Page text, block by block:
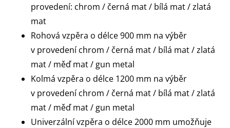
provedení: chrom / černá mat / bílá mat / zlatá
mat
Rohová vzpěra o délce 900 mm na výběr
v provedení chrom / černá mat / bílá mat / zlatá
mat / měď mat / gun metal
Kolmá vzpěra o délce 1200 mm na výběr
v provedení chrom / černá mat / bílá mat / zlatá
mat / měď mat / gun metal
Univerzální vzpěra o délce 2000 mm umožňuje